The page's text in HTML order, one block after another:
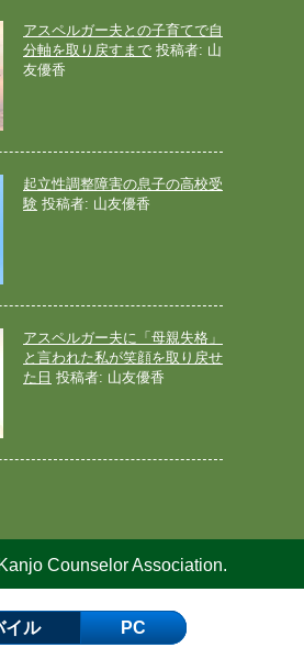
アスペルガー夫との子育てで自
分軸を取り戻すまで 投稿者: 山
友優香
起立性調整障害の息子の高校受
験 投稿者: 山友優香
アスペルガー夫に「母親失格」
と言われた私が笑顔を取り戻せ
た日 投稿者: 山友優香
Counselor Association.
イル PC